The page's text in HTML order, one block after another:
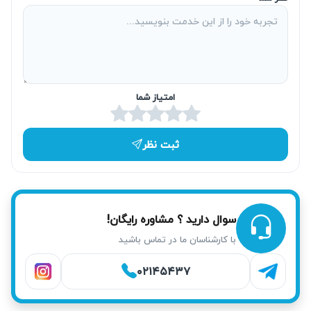
ویژه در خیابان پیروزی، باعث صرفه‌جویی در زمان و هزینه‌های
خدمات آریابهکار برای تعمیر ماکروفر در پیروزی
امتیاز شما
ثبت نظر
سوال دارید ؟ مشاوره رایگان!
با کارشناسان ما در تماس باشید
۰۲۱۴۵۴۳۷